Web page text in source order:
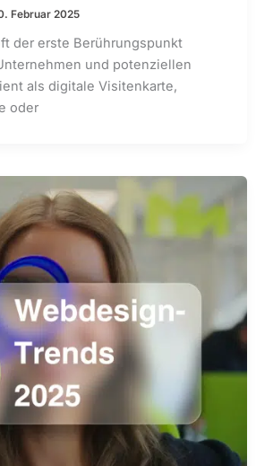
Februar 2025
der erste Berührungspunkt
und potenziellen
als digitale Visitenkarte,
oder